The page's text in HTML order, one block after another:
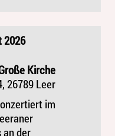
2026
Kirche
26789 Leer
im
an der